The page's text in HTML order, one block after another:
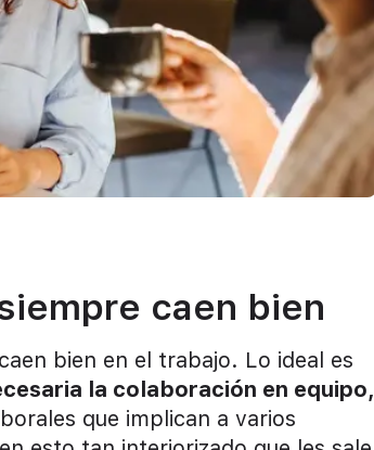
caen bien
bien en el trabajo. Lo ideal es
la colaboración en equipo,
que implican a varios